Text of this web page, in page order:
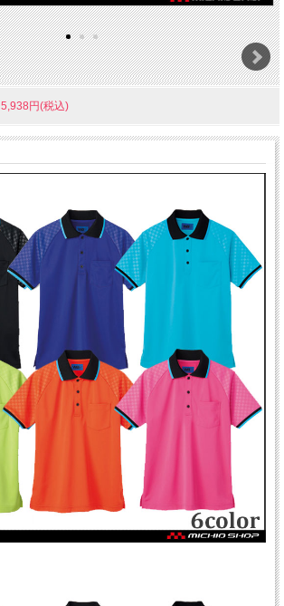
5,938円(税込)